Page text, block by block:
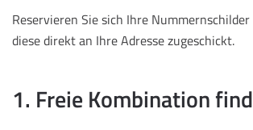
Reservieren Sie sich Ihre
diese direkt an Ihre Adresse zugeschickt.
1. Freie Kombination